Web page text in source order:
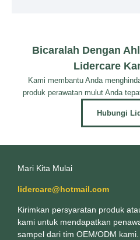
Bicaralah Dengan
Lidercare
Kami membantu Anda
produk perawatan mulut Anda
Hubungi
Mari Kita Mulai
lidercare@hotmail.com
Kirimkan persyaratan produk
kami untuk mendapatkan
sampel dari tim OEM/ODM kami.